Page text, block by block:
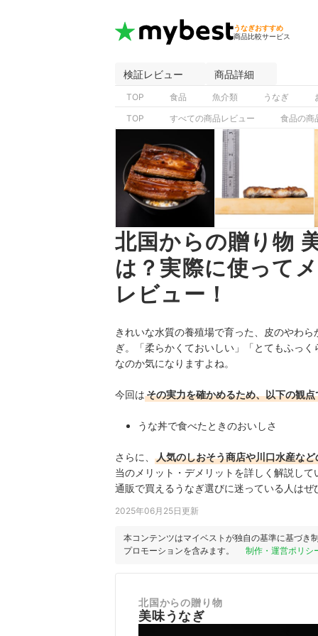
うなぎおすすめ
商品比較サービス
検証レビュー 商品詳細
TOP 食品 魚介類 うなぎ
TOP
すべての商品レビュー 食品の商
北国からの贈り物
は？実際に使って
レビュー！
きれいな水質の養殖場で育った、皮のやわ
ぎ。「柔らかくておいしい」「とてもふっ
なのか気になりますよね。
今回はその実力を確かめるため、以下の観
うな丼で食べたときのおいしさ
さらに、 人気のしおそう商店や川口水産など
当のメリット・デメリットを詳しく解説し
通販で買えるうなぎ選びに迷っている人は
2025年06月25日更新
本コンテンツはマイベストが独自の基準に基づき
プロモーションを含みます。
制作・運営ポリシ
北国からの贈り物
美味うなぎ